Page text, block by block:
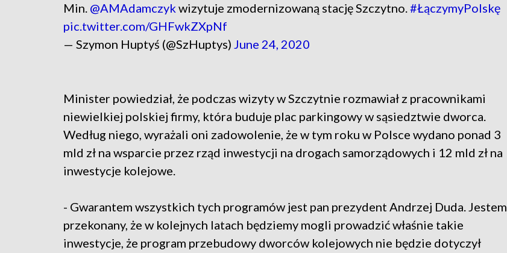
Min. @AMAdamczyk wizytuje zmodernizowaną stację Szczytno.#ŁączymyPolskę
pic.twitter.com/GHFwkZXpNf
— Szymon Huptyś (@SzHuptys) June 24, 2020
Minister powiedział, że podczas wizyty w Szczytnie rozmawiał z pracownikami
niewielkiej polskiej firmy, która buduje plac parkingowy w sąsiedztwie dworca.
Według niego, wyrażali oni zadowolenie, że w tym roku w Polsce wydano ponad 3
mld zł na wsparcie przez rząd inwestycji na drogach samorządowych i 12 mld zł na
inwestycje kolejowe.
- Gwarantem wszystkich tych programów jest pan prezydent Andrzej Duda. Jestem
przekonany, że w kolejnych latach będziemy mogli prowadzić właśnie takie
inwestycje, że program przebudowy dworców kolejowych nie będzie dotyczył